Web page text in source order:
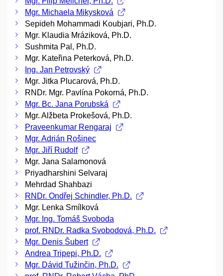
Mgr. Michaela Mikysková
Sepideh Mohammadi Koubjari, Ph.D.
Mgr. Klaudia Mráziková, Ph.D.
Sushmita Pal, Ph.D.
Mgr. Kateřina Peterková, Ph.D.
Ing. Jan Petrovský
Mgr. Jitka Plucarová, Ph.D.
RNDr. Mgr. Pavlína Pokorná, Ph.D.
Mgr. Bc. Jana Porubská
Mgr. Alžbeta Prokešová, Ph.D.
Praveenkumar Rengaraj
Mgr. Adrián Rošinec
Mgr. Jiří Rudolf
Mgr. Jana Salamonová
Priyadharshini Selvaraj
Mehrdad Shahbazi
RNDr. Ondřej Schindler, Ph.D.
Mgr. Lenka Smílková
Mgr. Ing. Tomáš Svoboda
prof. RNDr. Radka Svobodová, Ph.D.
Mgr. Denis Šubert
Andrea Tripepi, Ph.D.
Mgr. Dávid Tužinčin, Ph.D.